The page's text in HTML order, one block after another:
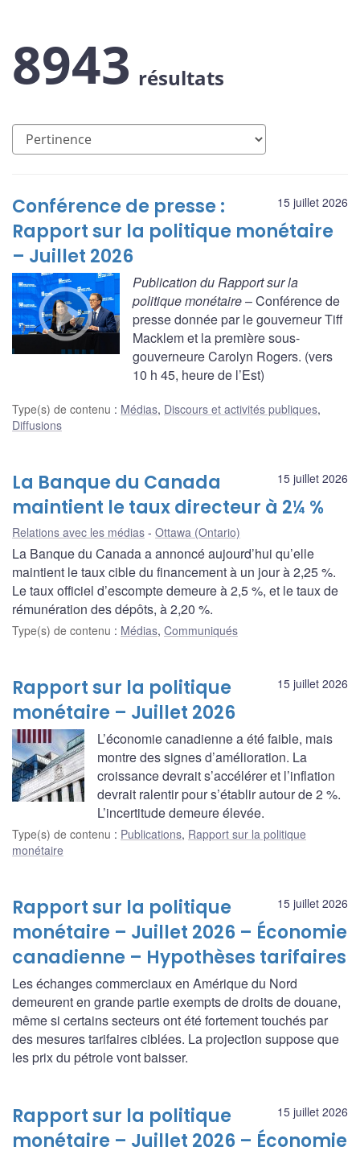
8943 résultats
15 juillet 2026
Conférence de presse :
Rapport sur la politique monétaire
– Juillet 2026
Publication du Rapport sur la
politique monétaire– Conférence de
presse donnée par le gouverneur Tiff
Macklem et la première sous-
gouverneure Carolyn Rogers. (vers
10 h 45, heure de l’Est)
Type(s) de contenu : Médias, Discours et activités publiques,
Diffusions
15 juillet 2026
La Banque du Canada
maintient le taux directeur à 2¼ %
Relations avec les médias Ottawa (Ontario)
La Banque du Canada a annoncé aujourd’hui qu’elle
maintient le taux cible du financement à un jour à 2,25 %.
Le taux officiel d’escompte demeure à 2,5 %, et le taux de
rémunération des dépôts, à 2,20 %.
Type(s) de contenu : Médias, Communiqués
15 juillet 2026
Rapport sur la politique
monétaire – Juillet 2026
L’économie canadienne a été faible, mais
montre des signes d’amélioration. La
croissance devrait s’accélérer et l’inflation
devrait ralentir pour s’établir autour de 2 %.
L’incertitude demeure élevée.
Type(s) de contenu : Publications, Rapport sur la politique
monétaire
15 juillet 2026
Rapport sur la politique
monétaire – Juillet 2026 – Économie
canadienne – Hypothèses tarifaires
Les échanges commerciaux en Amérique du Nord
demeurent en grande partie exempts de droits de douane,
même si certains secteurs ont été fortement touchés par
des mesures tarifaires ciblées. La projection suppose que
les prix du pétrole vont baisser.
15 juillet 2026
Rapport sur la politique
monétaire – Juillet 2026 – Économie